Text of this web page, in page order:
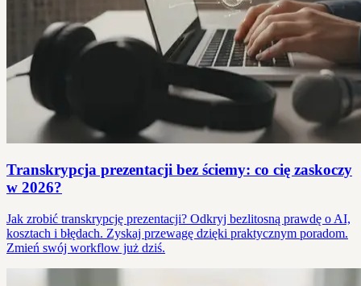
Transkrypcja prezentacji bez ściemy: co cię zaskoczy
w 2026?
Jak zrobić transkrypcję prezentacji? Odkryj bezlitosną prawdę o AI,
kosztach i błędach. Zyskaj przewagę dzięki praktycznym poradom.
Zmień swój workflow już dziś.